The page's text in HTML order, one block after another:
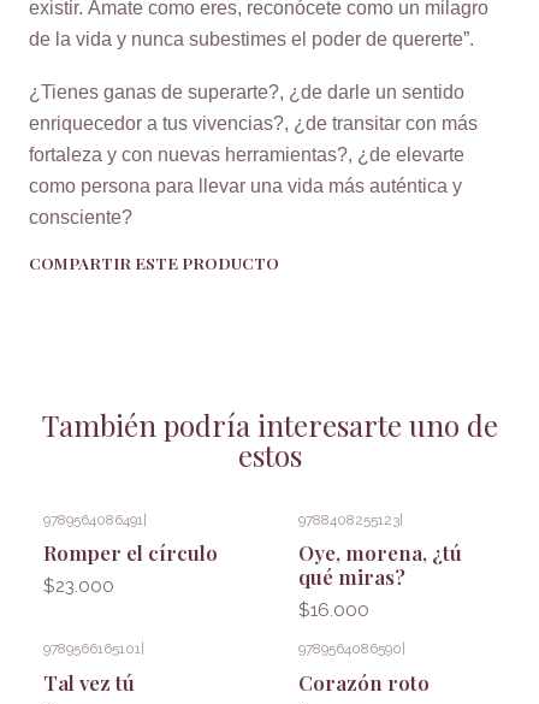
existir. Ámate como eres, reconócete como un milagro
de la vida y nunca subestimes el poder de quererte”.
¿Tienes ganas de superarte?, ¿de darle un sentido
enriquecedor a tus vivencias?, ¿de transitar con más
fortaleza y con nuevas herramientas?, ¿de elevarte
como persona para llevar una vida más auténtica y
consciente?
COMPARTIR ESTE PRODUCTO
También podría interesarte uno de
estos
9789564086491
Romper el círculo
$23.000
9788408255123
Oye, morena, ¿tú
qué miras?
$16.000
9789566165101
Tal vez tú
9789564086590
Corazón roto